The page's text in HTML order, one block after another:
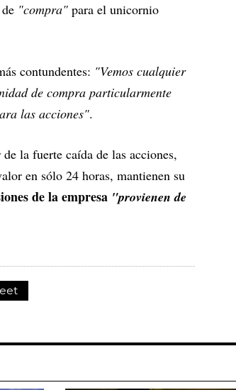
"compra" para el unicornio
contundentes: "Vemos cualquier
de compra particularmente
las acciones".
de la fuerte caída de las acciones,
en sólo 24 horas, mantienen su
de la empresa "provienen de